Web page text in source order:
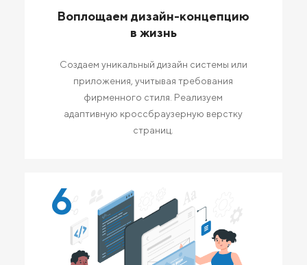
Воплощаем дизайн-концепцию
в жизнь
Создаем уникальный дизайн системы или
приложения, учитывая требования
фирменного стиля. Реализуем
адаптивную кроссбраузерную верстку
страниц.
6